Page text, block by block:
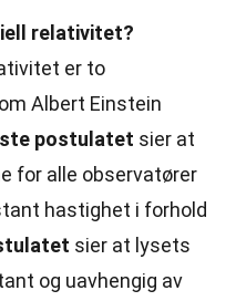
relativitet?
er to
Albert Einstein
postulatet sier at
for alle observatører
hastighet i forhold
sier at lysets
og uavhengig av